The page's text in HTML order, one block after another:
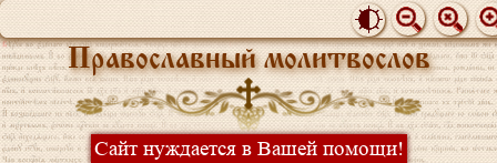
Православный молитвослов
Сайт нуждается в Вашей помощи!